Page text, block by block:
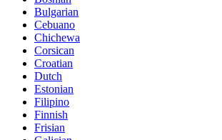
Bulgarian
Cebuano
Chichewa
Corsican
Croatian
Dutch
Estonian
Filipino
Finnish
Frisian